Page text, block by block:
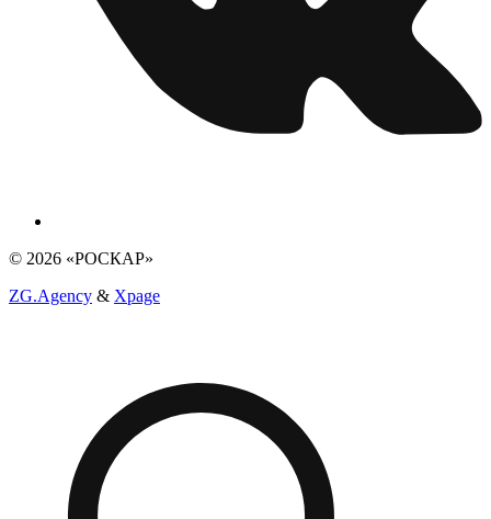
© 2026 «РОСКАР»
ZG.Agency & Xpage